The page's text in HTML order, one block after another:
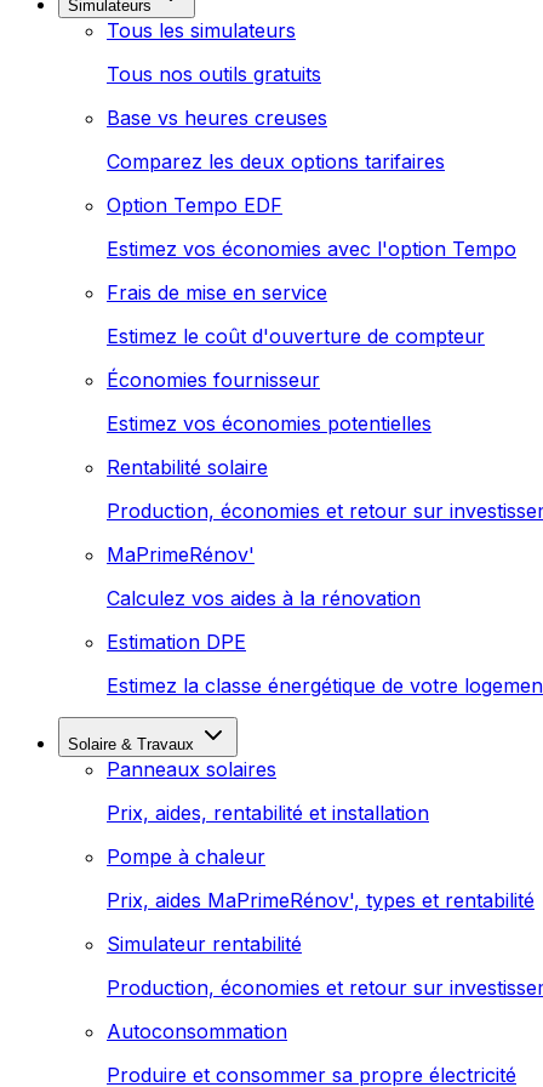
Simulateurs
Tous les simulateurs
Tous nos outils gratuits
Base vs heures creuses
Comparez les deux options tarifaires
Option Tempo EDF
Estimez vos économies avec l'option Tempo
Frais de mise en service
Estimez le coût d'ouverture de compteur
Économies fournisseur
Estimez vos économies potentielles
Rentabilité solaire
Production, économies et retour sur
MaPrimeRénov'
Calculez vos aides à la rénovation
Estimation DPE
Estimez la classe énergétique de votre
Solaire & Travaux
Panneaux solaires
Prix, aides, rentabilité et installation
Pompe à chaleur
Prix, aides MaPrimeRénov', types et rentabilité
Simulateur rentabilité
Production, économies et retour sur
Autoconsommation
Produire et consommer sa propre électricité